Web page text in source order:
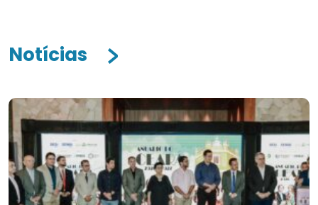
Notícias